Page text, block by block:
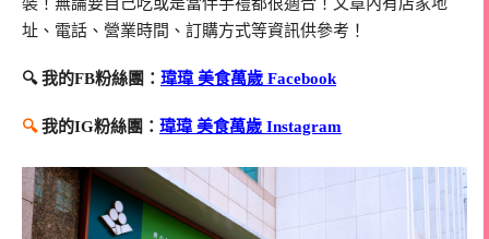
裝！無論要自己吃或是當伴手禮都很適合！文章內有店家地
址、電話、營業時間、訂購方式等資訊供參考！
🔍 我的FB粉絲團： 瑋瑋 美食萬歲 Facebook
🔍我的IG粉絲團： 瑋瑋 美食萬歲 Instagram